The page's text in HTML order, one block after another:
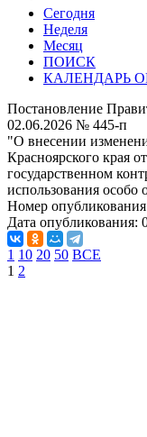
Сегодня
Неделя
Месяц
ПОИСК
КАЛЕНДАРЬ
Постановление
02.06.2026 № 445-п
"О внесении
Красноярского края
государственном
использования
Номер
Дата опубликования:
1 10 20 50 ВСЕ
1 2